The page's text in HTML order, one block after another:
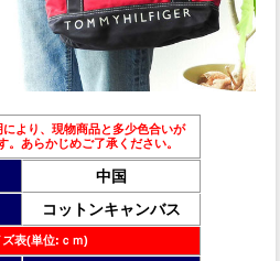
より、現物商品と多少色合いが
。あらかじめご了承ください。
中国
コットンキャンバス
ズ表(単位:ｃｍ)